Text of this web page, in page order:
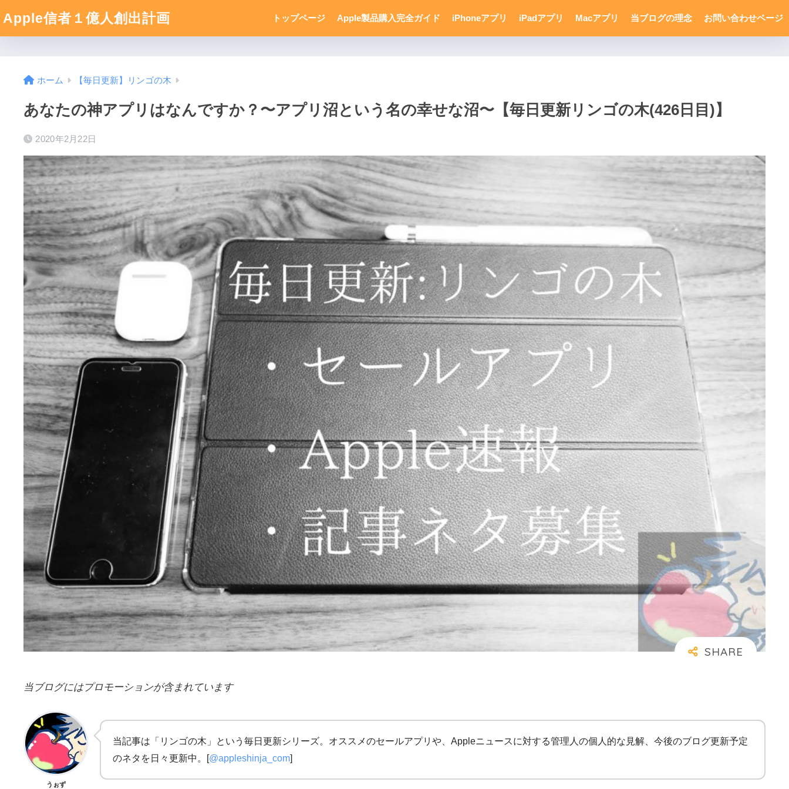
Apple信者１億人創出計画 トップページ Apple製品購入完全ガイド iPhoneアプリ iPadアプリ Macアプリ 当ブログの理念 お問い合わせページ
ホーム 【毎日更新】リンゴの木
あなたの神アプリはなんですか？〜アプリ沼という名の幸せな沼〜【毎日更新リンゴの木(426日目)】
2020年2月22日
当ブログにはプロモーションが含まれています
うぉず
当記事は「リンゴの木」という毎日更新シリーズ。オススメのセールアプリや、Appleニュースに対する管理人の個人的な見解、今後のブログ更新予定
のネタを日々更新中。[@appleshinja_com]